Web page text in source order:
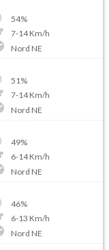
54%
7-14Km/h
Nord NE
51%
7-14Km/h
Nord NE
49%
6-14Km/h
Nord NE
46%
6-13 Km/h
Nord NE